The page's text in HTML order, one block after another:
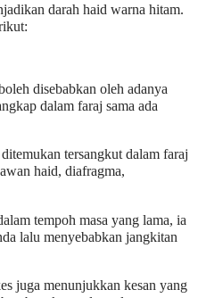
darah haid warna hitam.
disebabkan oleh adanya
dalam faraj sama ada
tersangkut dalam faraj
haid, diafragma,
tempoh masa yang lama, ia
lalu menyebabkan jangkitan
juga menunjukkan kesan yang